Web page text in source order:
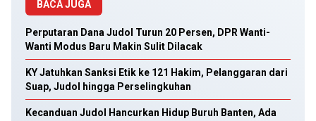
BACA JUGA
Perputaran Dana Judol Turun 20 Persen, DPR Wanti-
Wanti Modus Baru Makin Sulit Dilacak
KY Jatuhkan Sanksi Etik ke 121 Hakim, Pelanggaran dari
Suap, Judol hingga Perselingkuhan
Kecanduan Judol Hancurkan Hidup Buruh Banten, Ada